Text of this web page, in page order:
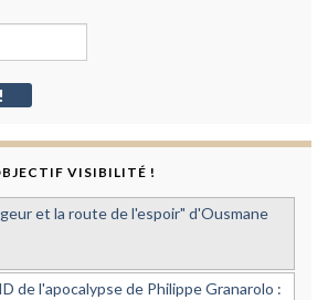
VISIBILITÉ !
et la route de l'espoir" d'Ousmane
de l'apocalypse de Philippe Granarolo :